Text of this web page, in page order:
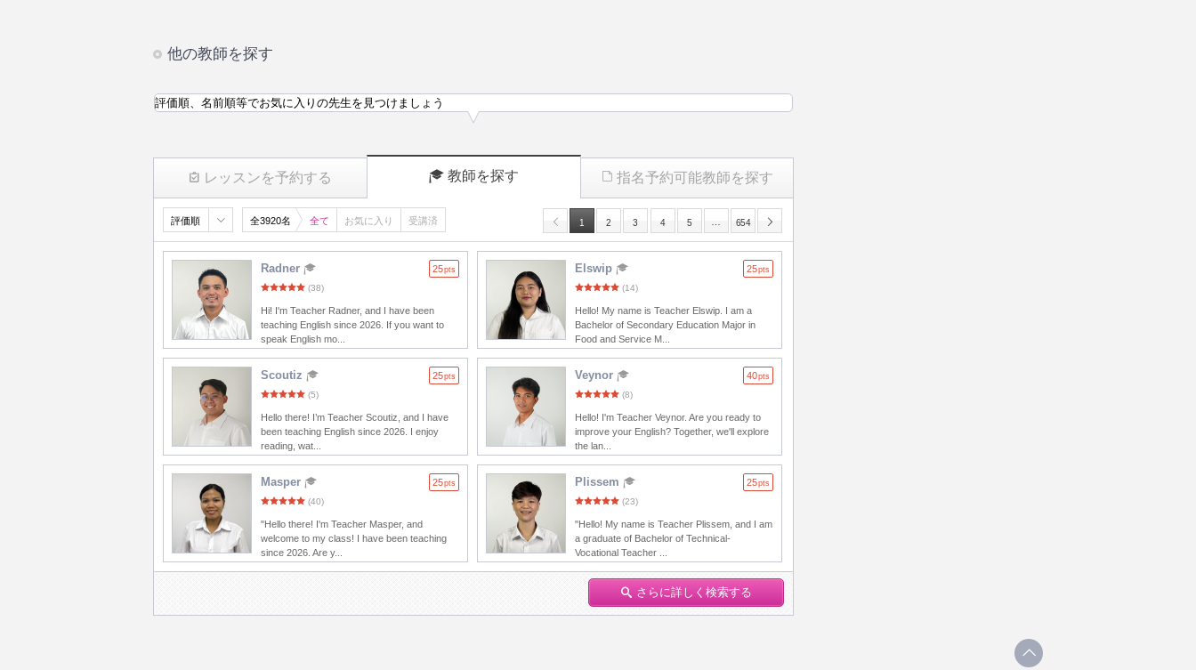
他の教師を探す
レッスンを予約する 教師を探す 指名予約可能教師を探す
評価順、名前順等でお気に入りの先生を見つけましょう
評価順 全3920名 全て お気に入り 受講済 1 2 3 4 5 654
Radner 25pts
(38)
Hi! I'm Teacher Radner, and I have been
teaching English since 2026. If you want to
speak English mo...
Elswip 25pts
(14)
Hello! My name is Teacher Elswip. I am a
Bachelor of Secondary Education Major in
Food and Service M...
Scoutiz 25pts
(5)
Hello there! I’m Teacher Scoutiz, and I have
been teaching English since 2026. I enjoy
reading, wat...
Veynor 40pts
(8)
Hello! I'm Teacher Veynor. Are you ready to
improve your English? Together, we'll explore
the lan...
Masper 25pts
(40)
"Hello there! I'm Teacher Masper, and
welcome to my class! I have been teaching
since 2026. Are y...
Plissem 25pts
(23)
"Hello! My name is Teacher Plissem, and I am
a graduate of Bachelor of Technical-
Vocational Teacher ...
さらに詳しく検索する